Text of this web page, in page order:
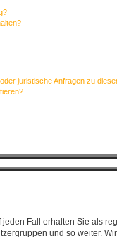
juristische Anfragen zu
Fall erhalten Sie als
und so weiter.